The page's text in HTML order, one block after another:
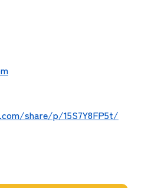
share/p/15S7Y8FP5t/